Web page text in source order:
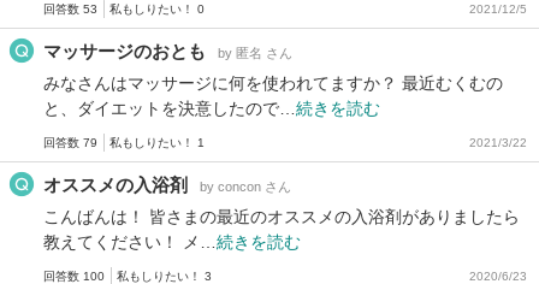
回答数 53 私もしりたい！ 0 2021/12/5
マッサージのおとも by 匿名 さん
みなさんはマッサージに何を使われてますか？ 最近むくむの
と、ダイエットを決意したので… 続きを読む
回答数 79 私もしりたい！ 1 2021/3/22
オススメの入浴剤 by concon さん
こんばんは！ 皆さまの最近のオススメの入浴剤がありましたら
教えてください！ メ… 続きを読む
回答数 100 私もしりたい！ 3 2020/6/23